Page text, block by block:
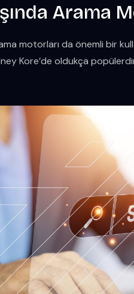
Arama
motorları da önemli bir
Kore’de oldukça